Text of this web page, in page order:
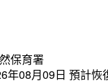
保育署
年08月09日 預計